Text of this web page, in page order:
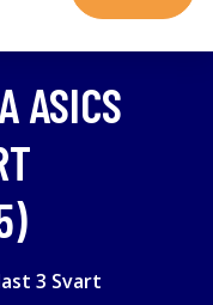
ASICS
3 Svart